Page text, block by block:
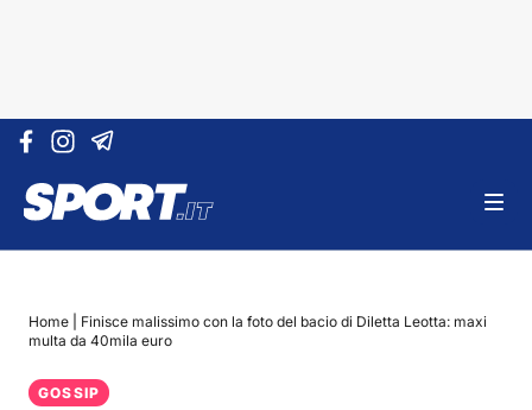
Vai al contenuto
Home
Finisce malissimo con la foto del bacio di Diletta Leotta: maxi
multa da 40mila euro
GOSSIP